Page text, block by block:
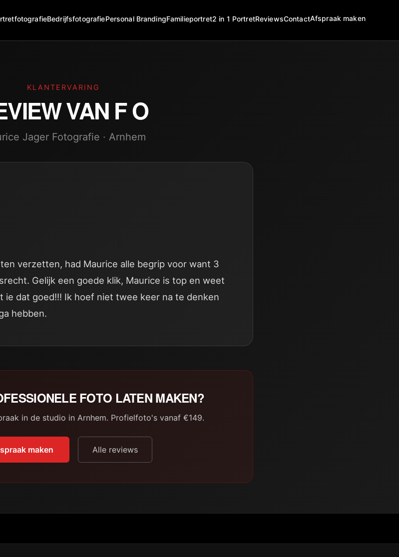
BedrijfsfotografiePersonal BrandingFamilieportret2 in 1 PortretReviewsContactAfspraak maken
KLANTERVARING
VAN F O
Jager Fotografie · Arnhem
verzetten, had Maurice alle begrip voor want 3
Gelijk een goede klik, Maurice is top en weet
ie dat goed!!! Ik hoef niet twee keer na te denken
hebben.
FOTO LATEN MAKEN?
in de studio in Arnhem. Profielfoto's vanaf €149.
maken Alle reviews